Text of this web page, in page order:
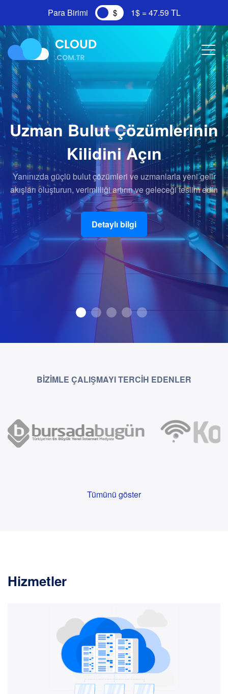
Para Birimi 1$ = 47.59 TL
Uzman Bulut Çözümlerinin
Kilidini Açın
Yanınızda güçlü bulut çözümleri ve uzmanlarla yeni gelir
akışları oluşturun, verimliliği artırın ve geleceği teslim edin
Detaylı bilgi
BİZİMLE ÇALIŞMAYI TERCİH EDENLER
Tümünü göster
Hizmetler